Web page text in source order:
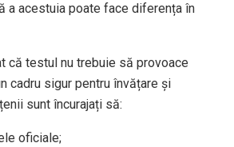
a acestuia poate face diferența în
că testul nu trebuie să provoace
cadru sigur pentru învățare și
sunt încurajați să:
oficiale;